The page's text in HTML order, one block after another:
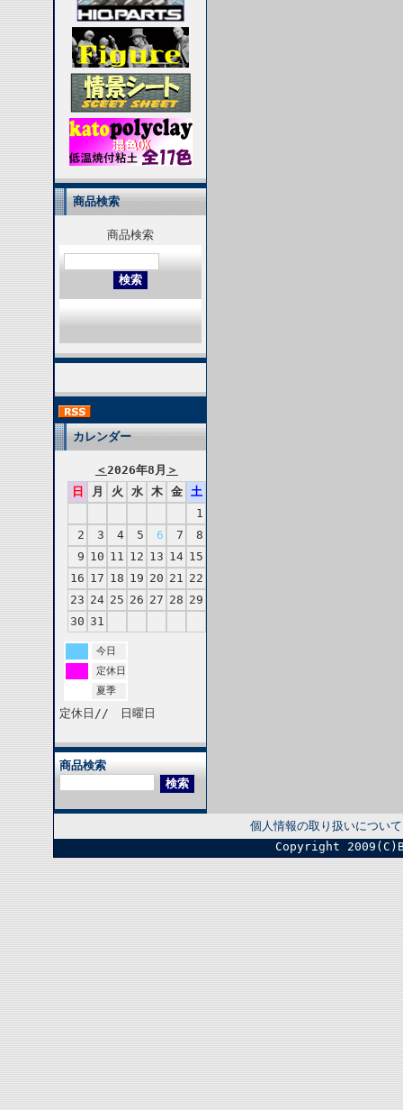
商品検索
商品検索
カレンダー
＜2026年8月 ＞
日
月 火 水 木 金
土
1
2
3 4 5 6 7
8
9 10 11 12 13 14 15
16 17 18 19 20 21 22
23 24 25 26 27 28 29
30 31
今日
定休日
夏季
定休日// 日曜日
商品検索
個人情報の取り扱いについて
Copyright